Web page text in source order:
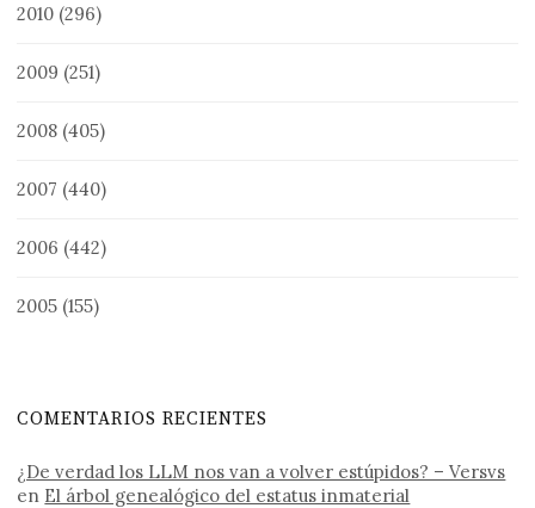
2010 (296)
2009 (251)
2008 (405)
2007 (440)
2006 (442)
2005 (155)
COMENTARIOS RECIENTES
¿De verdad los LLM nos van a volver estúpidos? – Versvs
en El árbol genealógico del estatus inmaterial